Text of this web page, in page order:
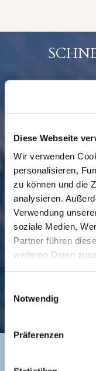
Diese Webseite
Wir verwenden
personalisieren,
zu können und die
analysieren.
Verwendung
soziale Medien,
Partner führen
weiteren Daten
Notwendig
Präferenzen